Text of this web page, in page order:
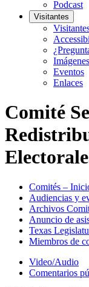
Podcast
Visitantes
Eventos
Enlaces
Comité
Comités –
Audiencias y
Archivos
Anuncio de
Texas
Miembros de
Video/Audio
Comentarios